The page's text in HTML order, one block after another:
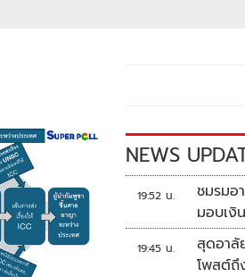
NEWS
19:52 น.
ชมรมอ
มอบเงิ
แก่โรง
19:45 น.
สุดอา
โพสต์ถึ